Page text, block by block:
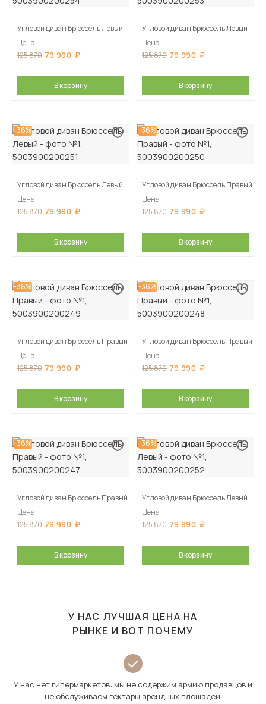
Угловой диван Брюссель Левый
Цена
125 870 79 990
В корзину
Угловой диван Брюссель Левый
Цена
125 870 79 990
В корзину
-36%
Угловой диван Брюссель Левый
Цена
125 870 79 990
В корзину
-36%
Угловой диван Брюссель Правый
Цена
125 870 79 990
В корзину
-36%
Угловой диван Брюссель Правый
Цена
125 870 79 990
В корзину
-36%
Угловой диван Брюссель Правый
Цена
125 870 79 990
В корзину
-36%
Угловой диван Брюссель Правый
Цена
125 870 79 990
В корзину
-36%
Угловой диван Брюссель Левый
Цена
125 870 79 990
В корзину
У НАС ЛУЧШАЯ ЦЕНА НА
РЫНКЕ И ВОТ ПОЧЕМУ
У нас нет гипермаркетов: мы не содержим армию продавцов и
не обслуживаем гектары арендных площадей.